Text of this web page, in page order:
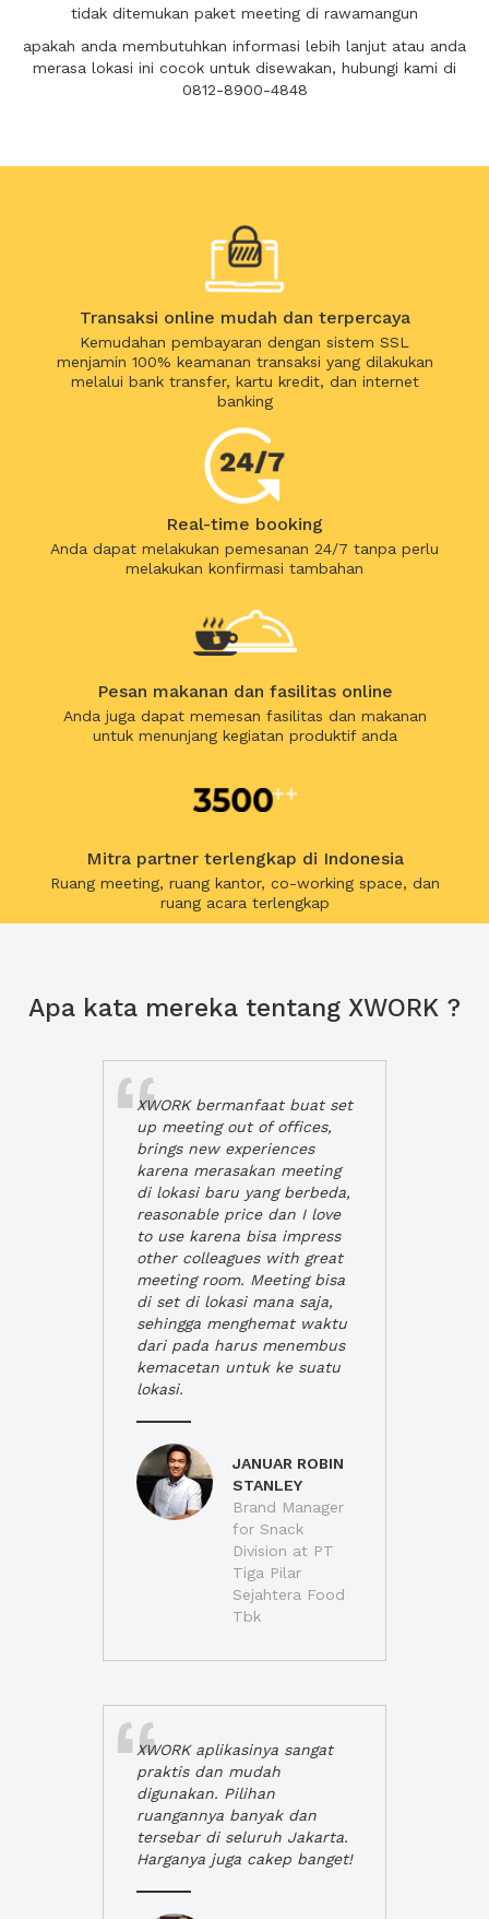
tidak ditemukan paket meeting di rawamangun
apakah anda membutuhkan informasi lebih lanjut atau anda
merasa lokasi ini cocok untuk disewakan, hubungi kami di
0812-8900-4848
Transaksi online mudah dan terpercaya
Kemudahan pembayaran dengan sistem SSL
menjamin 100% keamanan transaksi yang dilakukan
melalui bank transfer, kartu kredit, dan internet
banking
Real-time booking
Anda dapat melakukan pemesanan 24/7 tanpa perlu
melakukan konfirmasi tambahan
Pesan makanan dan fasilitas online
Anda juga dapat memesan fasilitas dan makanan
untuk menunjang kegiatan produktif anda
Mitra partner terlengkap di Indonesia
Ruang meeting, ruang kantor, co-working space, dan
ruang acara terlengkap
Apa kata mereka tentang XWORK ?
XWORK bermanfaat buat set
up meeting out of offices,
brings new experiences
karena merasakan meeting
di lokasi baru yang berbeda,
reasonable price dan I love
to use karena bisa impress
other colleagues with great
meeting room. Meeting bisa
di set di lokasi mana saja,
sehingga menghemat waktu
dari pada harus menembus
kemacetan untuk ke suatu
lokasi.
JANUAR ROBIN
STANLEY
Brand Manager
for Snack
Division at PT
Tiga Pilar
Sejahtera Food
Tbk
XWORK aplikasinya sangat
praktis dan mudah
digunakan. Pilihan
ruangannya banyak dan
tersebar di seluruh Jakarta.
Harganya juga cakep banget!